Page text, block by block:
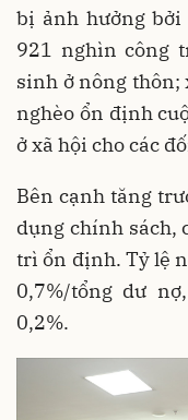
bị ảnh hưởng bởi
921 nghìn công
sinh ở nông thôn;
nghèo ổn định
ở xã hội cho các
Bên cạnh tăng
dụng chính sách,
trì ổn định. Tỷ lệ
0,7%/tổng dư
0,2%.